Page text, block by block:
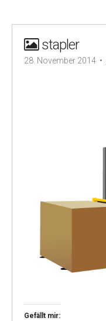
stapler
28. November 2014 •
Gefällt mir: